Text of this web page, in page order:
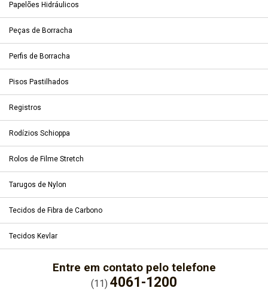
Papelões Hidráulicos
Peças de Borracha
Perfis de Borracha
Pisos Pastilhados
Registros
Rodízios Schioppa
Rolos de Filme Stretch
Tarugos de Nylon
Tecidos de Fibra de Carbono
Tecidos Kevlar
Entre em contato pelo telefone
(11) 4061-1200